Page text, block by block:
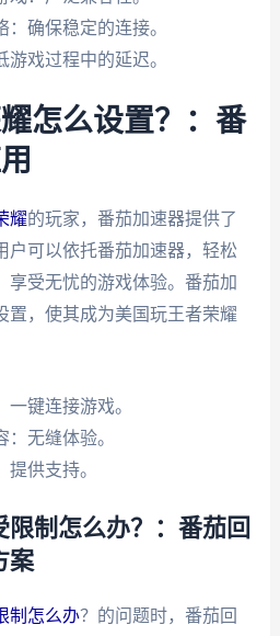
确保稳定的连接。
戏过程中的延迟。
怎么设置？：番
耀的玩家，番茄加速器提供了
户可以依托番茄加速器，轻松
享受无忧的游戏体验。番茄加
置，使其成为美国玩王者荣耀
键连接游戏。
无缝体验。
供支持。
限制怎么办？：番茄回
案
制怎么办？的问题时，番茄回